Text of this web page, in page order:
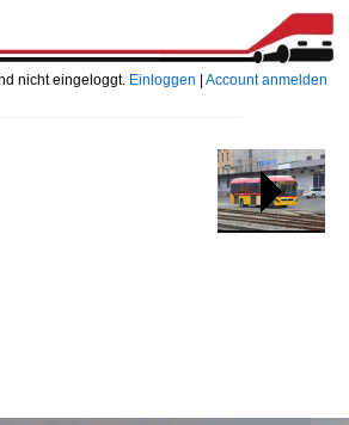
nicht eingeloggt. Einloggen Account anmelden